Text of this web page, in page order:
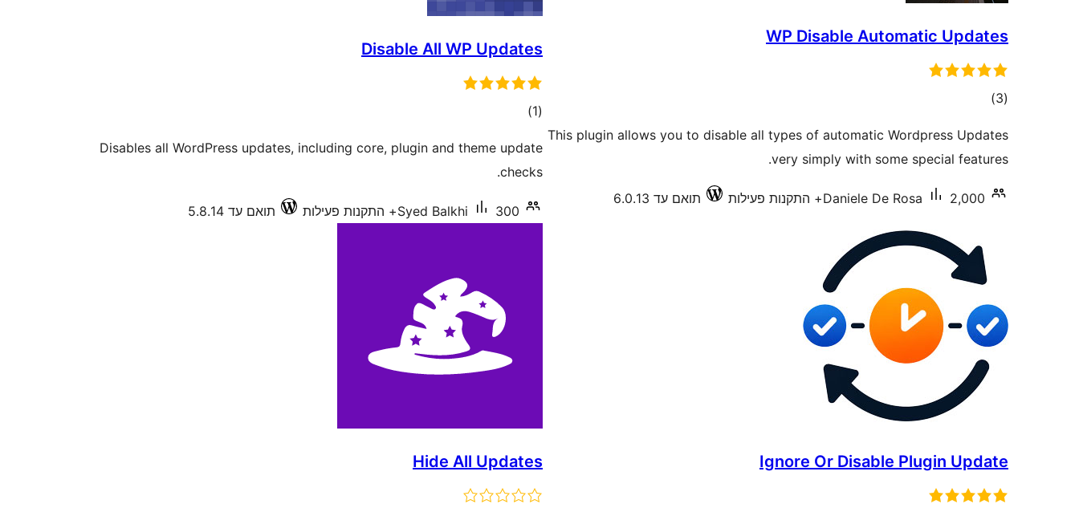
WP Disable Automatic Updates
(3 דרוגים)
This plugin allows you to disable all types of automatic Wordpress Updates
very simply with some special features.
Daniele De Rosa 2,000+ התקנות פעילות תואם עד 6.0.13
Disable All WP Updates
(1 דרוגים)
Disables all WordPress updates, including core, plugin and theme update
checks.
Syed Balkhi 300+ התקנות פעילות תואם עד 5.8.14
Ignore Or Disable Plugin Update
Hide All Updates